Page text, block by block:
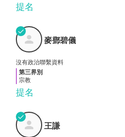
提名
麥鄧
碧儀
✓
提名
麥鄧碧儀
沒有政治聯繫資料
第三界別
宗教
王謙
✓
王謙